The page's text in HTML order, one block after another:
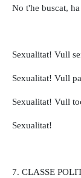
No t'he buscat,
Sexualitat! Vull
Sexualitat! Vull
Sexualitat! Vull
Sexualitat!
7. CLASSE